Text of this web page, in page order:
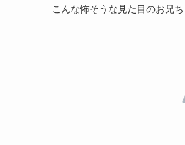
こんな怖そうな見た目のお兄